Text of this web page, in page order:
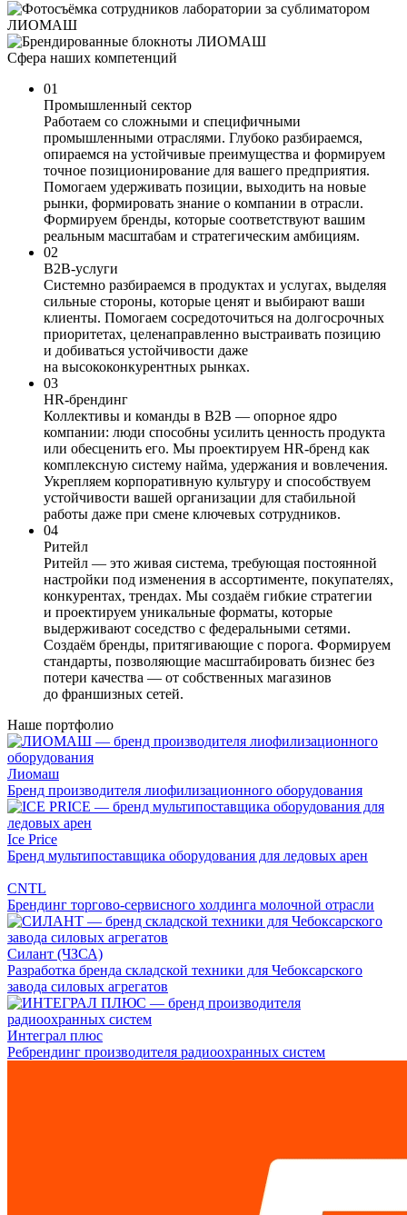
Сфера наших компетенций
01
Промышленный сектор
Работаем со сложными и специфичными
промышленными отраслями. Глубоко разбираемся,
опираемся на устойчивые преимущества и формируем
точное позиционирование для вашего предприятия.
Помогаем удерживать позиции, выходить на новые
рынки, формировать знание о компании в отрасли.
Формируем бренды, которые соответствуют вашим
реальным масштабам и стратегическим амбициям.
02
B2B-услуги
Системно разбираемся в продуктах и услугах, выделяя
сильные стороны, которые ценят и выбирают ваши
клиенты. Помогаем сосредоточиться на долгосрочных
приоритетах, целенаправленно выстраивать позицию
и добиваться устойчивости даже
на высококонкурентных рынках.
03
HR-брендинг
Коллективы и команды в В2В — опорное ядро
компании: люди способны усилить ценность продукта
или обесценить его. Мы проектируем HR-бренд как
комплексную систему найма, удержания и вовлечения.
Укрепляем корпоративную культуру и способствуем
устойчивости вашей организации для стабильной
работы даже при смене ключевых сотрудников.
04
Ритейл
Ритейл — это живая система, требующая постоянной
настройки под изменения в ассортименте, покупателях,
конкурентах, трендах. Мы создаём гибкие стратегии
и проектируем уникальные форматы, которые
выдерживают соседство с федеральными сетями.
Создаём бренды, притягивающие с порога. Формируем
стандарты, позволяющие масштабировать бизнес без
потери качества — от собственных магазинов
до франшизных сетей.
Наше портфолио
Лиомаш
Бренд производителя лиофилизационного оборудования
Ice Price
Бренд мультипоставщика оборудования для ледовых арен
CNTL
Брендинг торгово-сервисного холдинга молочной отрасли
Силант (ЧЗСА)
Разработка бренда складской техники для Чебоксарского
завода силовых агрегатов
Интеграл плюс
Ребрендинг производителя радиоохранных систем